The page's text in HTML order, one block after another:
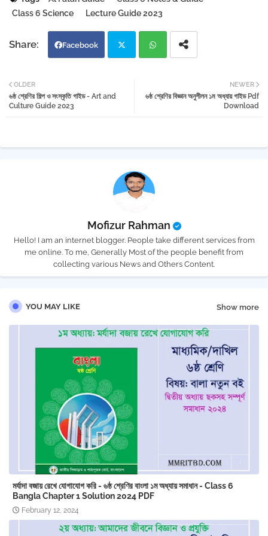
Class 6 Science
Lecture Guide 2023
Facebook
tter atsa
NEWER
৬ষ্ঠ শ্রেণির বিজ্ঞান অনুশীলন ১ম অধ্যায় গাইড Pdf
Download
OLDER
৬ষ্ঠ শ্রেণির শিল্প ও সংস্কৃতি গাইড - Art ‍and
Culture Guide 2023
Mofizur Rahman
Hello! I am an internet blogger. People take different services from
me online. To me, Generally Most of the people benefit from
collecting various News and Others Content.
YOU MAY LIKE Show more
মর্যাদা বজায় রেখে যোগাযোগ করি - ৬ষ্ঠ শ্রেণির বাংলা ১ম অধ্যায় সমাধান - Class 6
Bangla Chapter 1 ‍Solution 2024 PDF
February 12, 2024